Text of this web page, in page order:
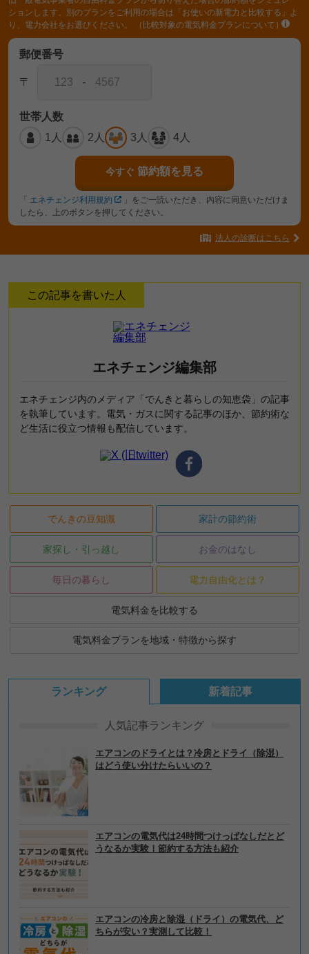
ションします。別のプランをご利用の場合は「お使いの新電力と比較する」よ
り、電力会社をお選びください。
（比較対象の電気料金プランについて）
郵便番号
〒 -
世帯人数
1人
2人 3人 4人
今すぐ 節約額を見る
「 エネチェンジ利用規約
」をご一読いただき、内容に同意いただけま
したら、上のボタンを押してください。
法人の診断はこちら
この記事を書いた人
エネチェンジ編集部
エネチェンジ内のメディア「でんきと暮らしの知恵袋」の記事
を執筆しています。電気・ガスに関する記事のほか、節約術な
ど生活に役立つ情報も配信しています。
でんきの豆知識 家計の節約術
家探し・引っ越し お金のはなし
毎日の暮らし 電力自由化とは？
電気料金を比較する
電気料金プランを地域・特徴から探す
ランキング
人気記事ランキング
エアコンのドライとは？冷房とドライ（除湿）
はどう使い分けたらいいの？
エアコンの電気代は24時間つけっぱなしだとど
うなるか実験！節約する方法も紹介
エアコンの冷房と除湿（ドライ）の電気代、ど
ちらが安い？実測して比較！
新着記事